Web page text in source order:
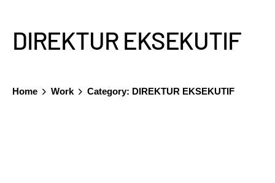
DIREKTUR EKSEKUTIF
Home Work Category: DIREKTUR EKSEKUTIF